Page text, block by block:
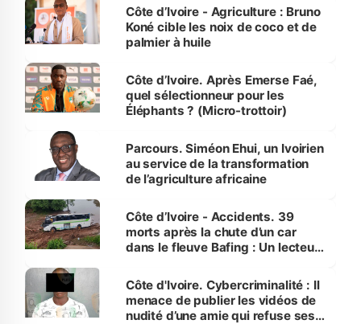
Côte d’Ivoire - Agriculture : Bruno
Koné cible les noix de coco et de
palmier à huile
Côte d’Ivoire. Après Emerse Faé,
quel sélectionneur pour les
Éléphants ? (Micro-trottoir)
Parcours. Siméon Ehui, un Ivoirien
au service de la transformation
de l’agriculture africaine
Côte d’Ivoire - Accidents. 39
morts après la chute d’un car
dans le fleuve Bafing : Un lecteur
des Transports
Côte d'Ivoire. Cybercriminalité : Il
menace de publier les vidéos de
nudité d’une amie qui refuse ses